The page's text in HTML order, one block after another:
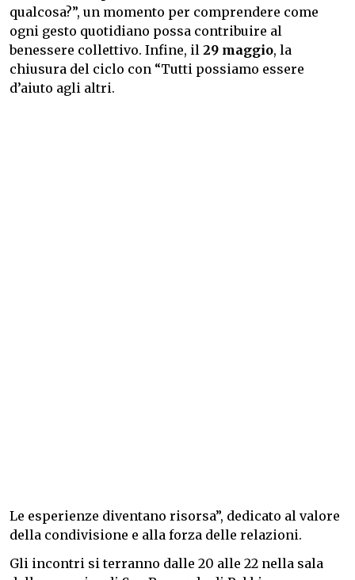
qualcosa?”, un momento per comprendere come
ogni gesto quotidiano possa contribuire al
benessere collettivo. Infine, il 29 maggio, la
chiusura del ciclo con “Tutti possiamo essere
d’aiuto agli altri.
Le esperienze diventano risorsa”, dedicato al valore
della condivisione e alla forza delle relazioni.
Gli incontri si terranno dalle 20 alle 22 nella sala